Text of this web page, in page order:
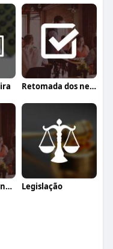
Retomada dos negócios
Marketing e vendas Legislação